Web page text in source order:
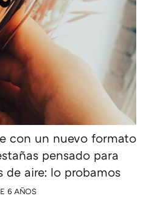
con un nuevo formato
pensado para
aire: lo probamos
6 AÑOS